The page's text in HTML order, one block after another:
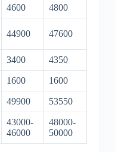
4600 4800
44900 47600
3400 4350
1600 1600
49900 53550
43000-
46000
48000-
50000